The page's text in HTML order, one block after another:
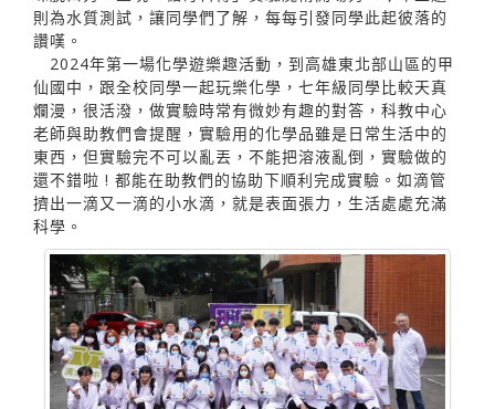
則為水質測試，讓同學們了解，每每引發同學此起彼落的
讚嘆。
2024年第一場化學遊樂趣活動，到高雄東北部山區的甲
仙國中，跟全校同學一起玩樂化學，七年級同學比較天真
爛漫，很活潑，做實驗時常有微妙有趣的對答，科教中心
老師與助教們會提醒，實驗用的化學品雖是日常生活中的
東西，但實驗完不可以亂丟，不能把溶液亂倒，實驗做的
還不錯啦 ! 都能在助教們的協助下順利完成實驗。如滴管
擠出一滴又一滴的小水滴，就是表面張力，生活處處充滿
科學。